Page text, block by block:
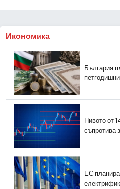
Икономика
България
Нивото от
съпротива
ЕС